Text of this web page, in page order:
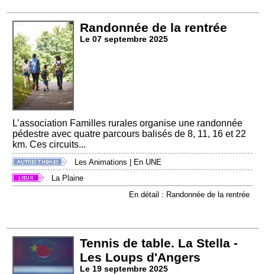
Randonnée de la rentrée
Le 07 septembre 2025
L’association Familles rurales organise une randonnée
pédestre avec quatre parcours balisés de 8, 11, 16 et 22
km. Ces circuits...
Les Animations
En UNE
La Plaine
En détail : Randonnée de la rentrée
Tennis de table. La Stella -
Les Loups d'Angers
Le 19 septembre 2025